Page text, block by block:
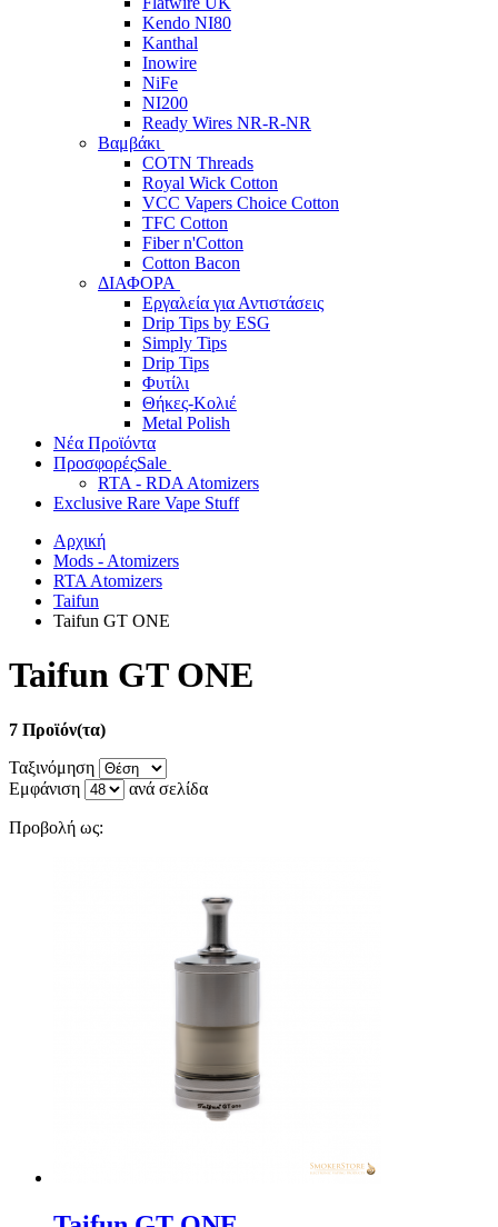
Kendo NI80
Kanthal
Inowire
NiFe
NI200
Ready Wires NR-R-NR
Βαμβάκι
COTN Threads
Royal Wick Cotton
VCC Vapers Choice Cotton
TFC Cotton
Fiber n'Cotton
Cotton Bacon
ΔΙΑΦΟΡΑ
Εργαλεία για Αντιστάσεις
Drip Tips by ESG
Simply Tips
Drip Tips
Φυτίλι
Θήκες-Κολιέ
Metal Polish
Νέα Προϊόντα
ΠροσφορέςSale
RTA - RDA Atomizers
Exclusive Rare Vape Stuff
Αρχική
Mods - Atomizers
RTA Atomizers
Taifun
Taifun GT ONE
Taifun GT ONE
7 Προϊόν(τα)
Ταξινόμηση
Εμφάνιση
ανά σελίδα
Προβολή ως: